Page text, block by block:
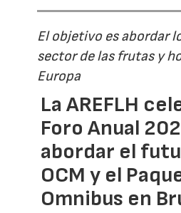
El objetivo es abordar
sector de las frutas y
Europa
La AREFLH
Foro Anual
abordar el
OCM y el
Omnibus en